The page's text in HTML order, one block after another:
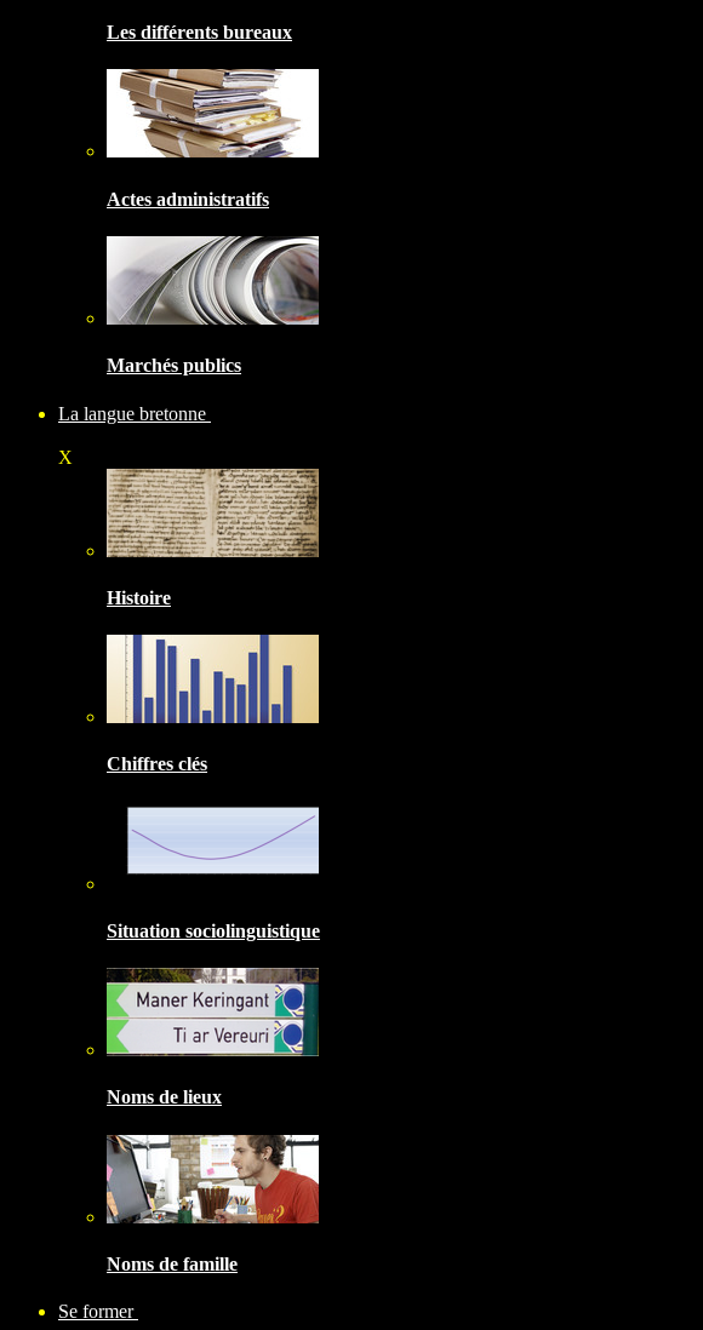
Les différents bureaux
Actes administratifs
Marchés publics
La langue bretonne
X
Histoire
Chiffres clés
Situation sociolinguistique
Noms de lieux
Noms de famille
Se former